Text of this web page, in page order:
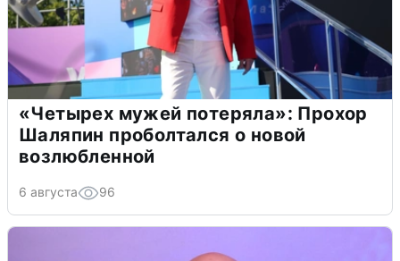
«Четырех мужей потеряла»: Прохор
Шаляпин проболтался о новой
возлюбленной
6 августа 96